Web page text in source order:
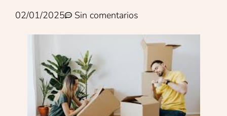
02/01/2025 Sin comentarios